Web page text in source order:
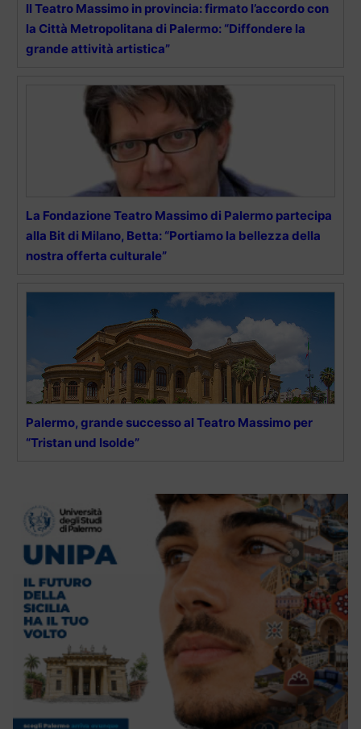
Il Teatro Massimo in provincia: firmato l’accordo con
la Città Metropolitana di Palermo: “Diffondere la
grande attività artistica”
La Fondazione Teatro Massimo di Palermo partecipa
alla Bit di Milano, Betta: “Portiamo la bellezza della
nostra offerta culturale”
Palermo, grande successo al Teatro Massimo per
“Tristan und Isolde”